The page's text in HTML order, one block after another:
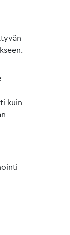
kuin